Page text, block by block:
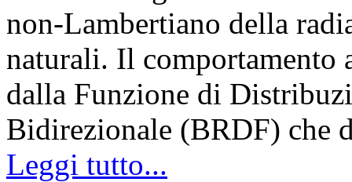
non-Lambertiano della
naturali. Il comportamento
dalla Funzione di
Bidirezionale (BRDF) che
Leggi tutto...